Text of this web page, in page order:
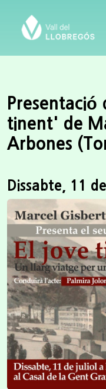
Presentació
tinent' de
Arbones
Dissabte, 11